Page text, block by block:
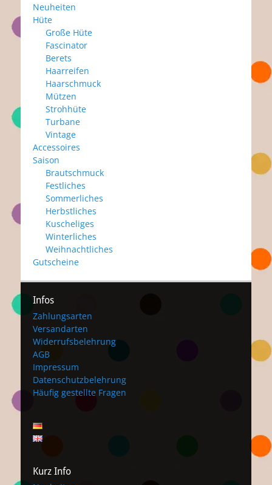
Neuheiten
Hüte
Große Hüte
Fascinator
Berets
Haarreifen
Haarschmuck
Mützen
Strohhüte
Turbane
Vintage
Accessoires
Saison
Brautschmuck
Festliches
Sommerliches
Herbstliches
Kuscheliges
Winterliches
Weihnachtliches
Gutscheine
Infos
Zahlungsarten
Versandarten
Widerrufsbelehrung
AGB
Impressum
Datenschutzbelehrung
Häufig gestellte Fragen
Kurz Info